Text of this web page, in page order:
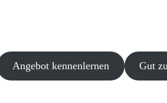
Angebot kennenlernen Gut